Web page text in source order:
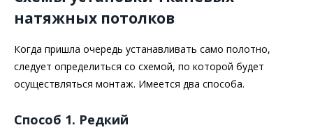
натяжных потолков
Когда пришла очередь устанавливать само полотно,
следует определиться со схемой, по которой будет
осуществляться монтаж. Имеется два способа.
Способ 1. Редкий